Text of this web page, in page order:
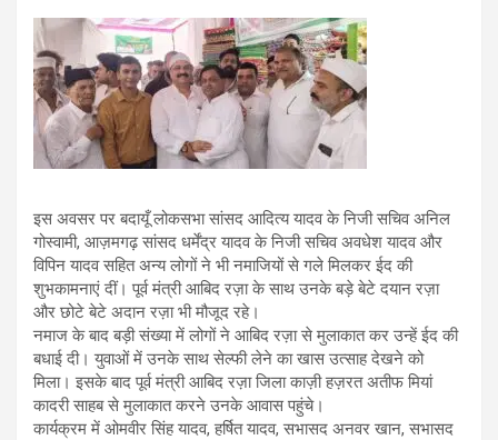
इस अवसर पर बदायूँ लोकसभा सांसद आदित्य यादव के निजी सचिव अनिल
गोस्वामी, आज़मगढ़ सांसद धर्मेंद्र यादव के निजी सचिव अवधेश यादव और
विपिन यादव सहित अन्य लोगों ने भी नमाजियों से गले मिलकर ईद की
शुभकामनाएं दीं। पूर्व मंत्री आबिद रज़ा के साथ उनके बड़े बेटे दयान रज़ा
और छोटे बेटे अदान रज़ा भी मौजूद रहे।
नमाज के बाद बड़ी संख्या में लोगों ने आबिद रज़ा से मुलाकात कर उन्हें ईद की
बधाई दी। युवाओं में उनके साथ सेल्फी लेने का खास उत्साह देखने को
मिला। इसके बाद पूर्व मंत्री आबिद रज़ा जिला काज़ी हज़रत अतीफ मियां
कादरी साहब से मुलाकात करने उनके आवास पहुंचे।
कार्यक्रम में ओमवीर सिंह यादव, हर्षित यादव, सभासद अनवर खान, सभासद